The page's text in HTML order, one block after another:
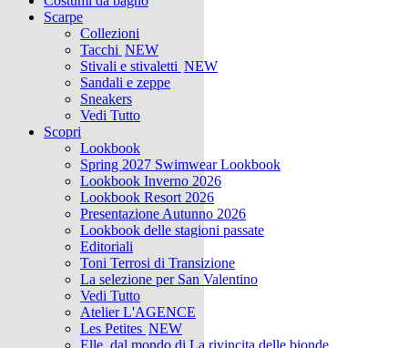
Scarpe
Collezioni
Tacchi NEW
Stivali e stivaletti NEW
Sandali e zeppe
Sneakers
Vedi Tutto
Scopri
Lookbook
Spring 2027 Swimwear Lookbook
Lookbook Inverno 2026
Lookbook Resort 2026
Presentazione Autunno 2026
Lookbook delle stagioni passate
Editoriali
Toni Terrosi di Transizione
La selezione per San Valentino
Vedi Tutto
Atelier L'AGENCE
Les Petites NEW
Elle, dal mondo di La rivincita delle bionde